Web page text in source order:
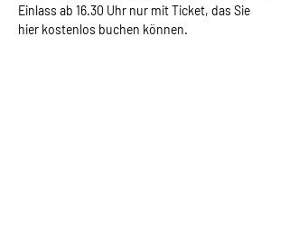
Einlass ab 16.30 Uhr nur mit Ticket, das Sie
hier kostenlos buchen können.